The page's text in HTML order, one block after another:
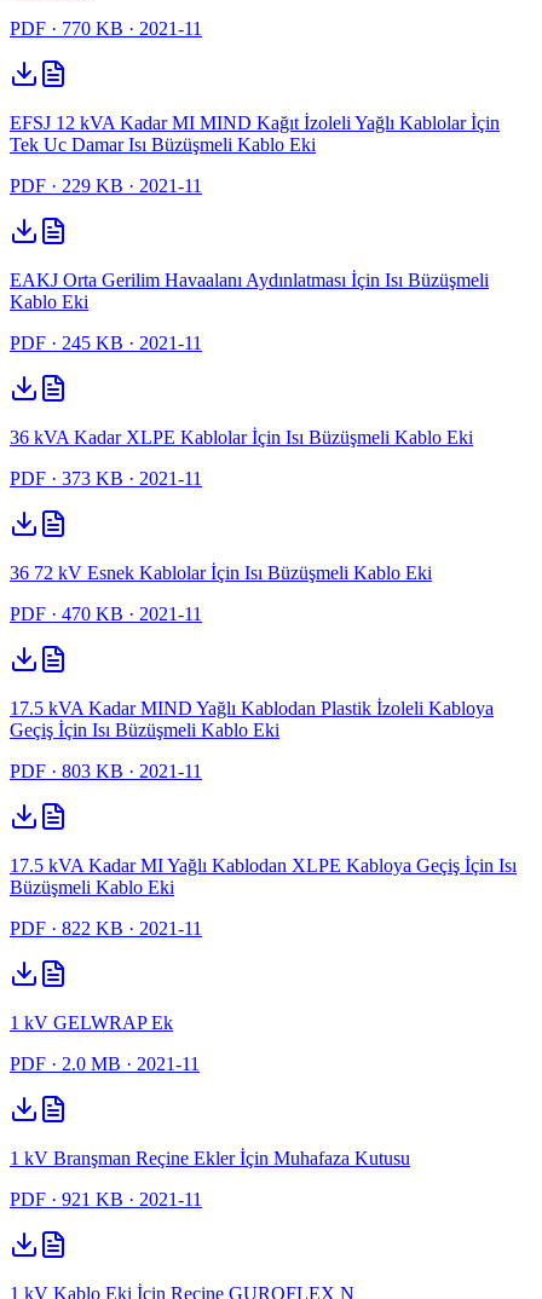
PDF · 770 KB · 2021-11
EFSJ 12 kVA Kadar MI MIND Kağıt İzoleli Yağlı Kablolar İçin
Tek Uc Damar Isı Büzüşmeli Kablo Eki
PDF · 229 KB · 2021-11
EAKJ Orta Gerilim Havaalanı Aydınlatması İçin Isı Büzüşmeli
Kablo Eki
PDF · 245 KB · 2021-11
36 kVA Kadar XLPE Kablolar İçin Isı Büzüşmeli Kablo Eki
PDF · 373 KB · 2021-11
36 72 kV Esnek Kablolar İçin Isı Büzüşmeli Kablo Eki
PDF · 470 KB · 2021-11
17.5 kVA Kadar MIND Yağlı Kablodan Plastik İzoleli Kabloya
Geçiş İçin Isı Büzüşmeli Kablo Eki
PDF · 803 KB · 2021-11
17.5 kVA Kadar MI Yağlı Kablodan XLPE Kabloya Geçiş İçin Isı
Büzüşmeli Kablo Eki
PDF · 822 KB · 2021-11
1 kV GELWRAP Ek
PDF · 2.0 MB · 2021-11
1 kV Branşman Reçine Ekler İçin Muhafaza Kutusu
PDF · 921 KB · 2021-11
1 kV Kablo Eki İçin Reçine GUROFLEX N